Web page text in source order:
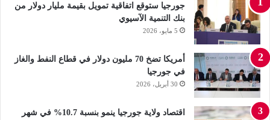
جورجيا ستوقع اتفاقية تمويل بقيمة مليار دولار من
بنك التنمية الآسيوي
5 مايو، 2026
أمريكا تضخ 70 مليون دولار في قطاع النفط والغاز
في جورجيا
30 أبريل، 2026
اقتصاد ولاية جورجيا ينمو بنسبة 10.7% في شهر